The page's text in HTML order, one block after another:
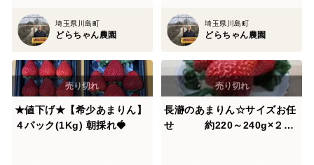
埼玉県川島町
どらちゃん農園
埼玉県川島町
どらちゃん農園
★値下げ★【希少あまりん】
４パック(1Kg) 朝採れ🍓
長瀞のあまりん☆サイズお任
せ 約220～240g×２パ